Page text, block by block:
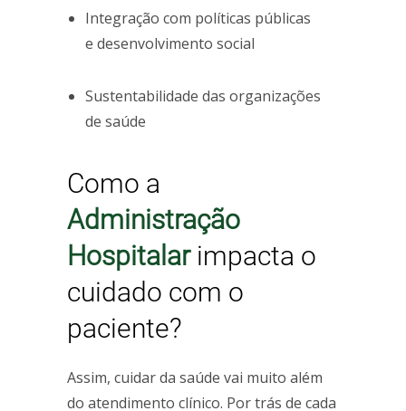
Integração com políticas públicas
e desenvolvimento social
Sustentabilidade das organizações
de saúde
Como a
Administração
Hospitalarimpacta o
cuidado com o
paciente?
Assim, cuidar da saúde vai muito além
do atendimento clínico. Por trás de cada